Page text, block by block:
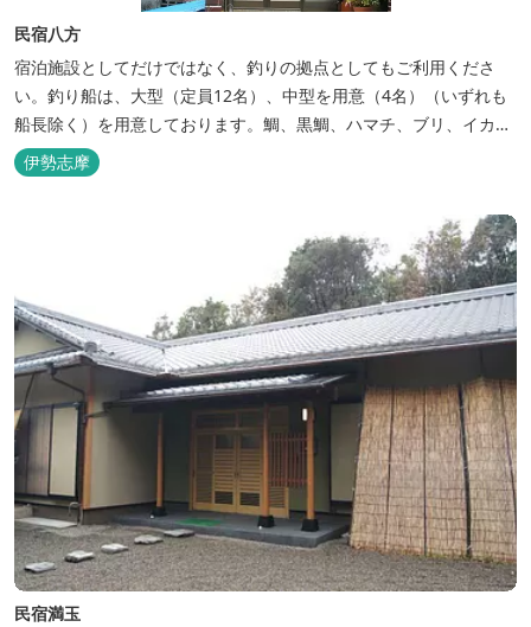
民宿八方
宿泊施設としてだけではなく、釣りの拠点としてもご利用くださ
い。釣り船は、大型（定員12名）、中型を用意（4名）（いずれも
船長除く）を用意しております。鯛、黒鯛、ハマチ、ブリ、イカ
等、お客様のご要望に合わせた漁場にご案内いたします。当店か
ら、徒歩2分です。
伊勢志摩
民宿満玉